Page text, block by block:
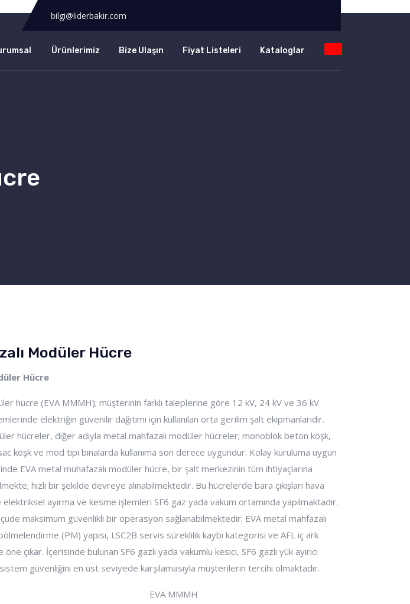
bilgi@liderbakir.com
Ürünlerimiz Bize Ulaşın Fiyat Listeleri Kataloglar
Modüler Hücre
Hücre
hücre (EVA MMMH); müşterinin farklı taleplerine göre 12 kV, 24 kV ve 36 kV
elektriğin güvenilir dağıtımı için kullanılan orta gerilim şalt ekipmanlarıdır.
hücreler, diğer adıyla metal mahfazalı modüler hücreler; monoblok beton köşk,
köşk ve mod tipi binalarda kullanıma son derece uygundur. Kolay kuruluma uygun
EVA metal muhafazalı modüler hücre, bir şalt merkezinin tüm ihtiyaçlarına
hızlı bir şekilde devreye alınabilmektedir. Bu hücrelerde bara çıkışları hava
elektriksel ayırma ve kesme işlemleri SF6 gaz yada vakum ortamında yapılmaktadır.
maksimum güvenlikli bir operasyon sağlanabilmektedir. EVA metal mahfazalı
(PM) yapısı, LSC2B servis süreklilik kaybı kategorisi ve AFL iç ark
öne çıkar. İçerisinde bulunan SF6 gazlı yada vakumlu kesici, SF6 gazlı yük ayırıcı
sistem güvenliğini en üst seviyede karşılamasıyla müşterilerin tercihi olmaktadır.
EVA MMMH